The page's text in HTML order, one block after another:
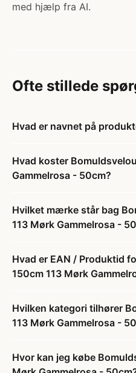
med hjælp fra AI.
Ofte stillede
Hvad er navnet på
Hvad koster
Gammelrosa - 50cm?
Hvilket mærke står bag
113 Mørk Gammelrosa -
Hvad er EAN / Produktid
150cm 113 Mørk
Hvilken kategori tilhører
113 Mørk Gammelrosa -
Hvor kan jeg købe